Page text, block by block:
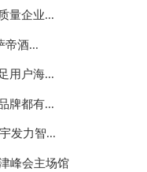
量企业...
帝酒...
用户海...
牌都有...
发力智...
峰会主场馆